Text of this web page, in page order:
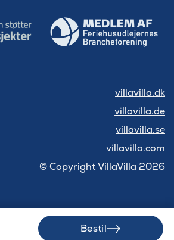
villavilla.dk
villavilla.de
villavilla.se
villavilla.com
© Copyright VillaVilla 2026
Bestil